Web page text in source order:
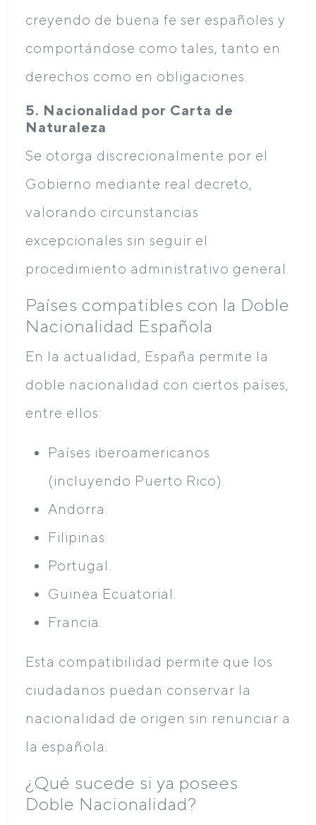
creyendo de buena fe ser españoles y
comportándose como tales, tanto en
derechos como en obligaciones.
5. Nacionalidad por Carta de
Naturaleza
Se otorga discrecionalmente por el
Gobierno mediante real decreto,
valorando circunstancias
excepcionales sin seguir el
procedimiento administrativo general.
Países compatibles con la Doble
Nacionalidad Española
En la actualidad, España permite la
doble nacionalidad con ciertos países,
entre ellos:
Países iberoamericanos
(incluyendo Puerto Rico).
Andorra.
Filipinas.
Portugal.
Guinea Ecuatorial.
Francia.
Esta compatibilidad permite que los
ciudadanos puedan conservar la
nacionalidad de origen sin renunciar a
la española.
¿Qué sucede si ya posees
Doble Nacionalidad?